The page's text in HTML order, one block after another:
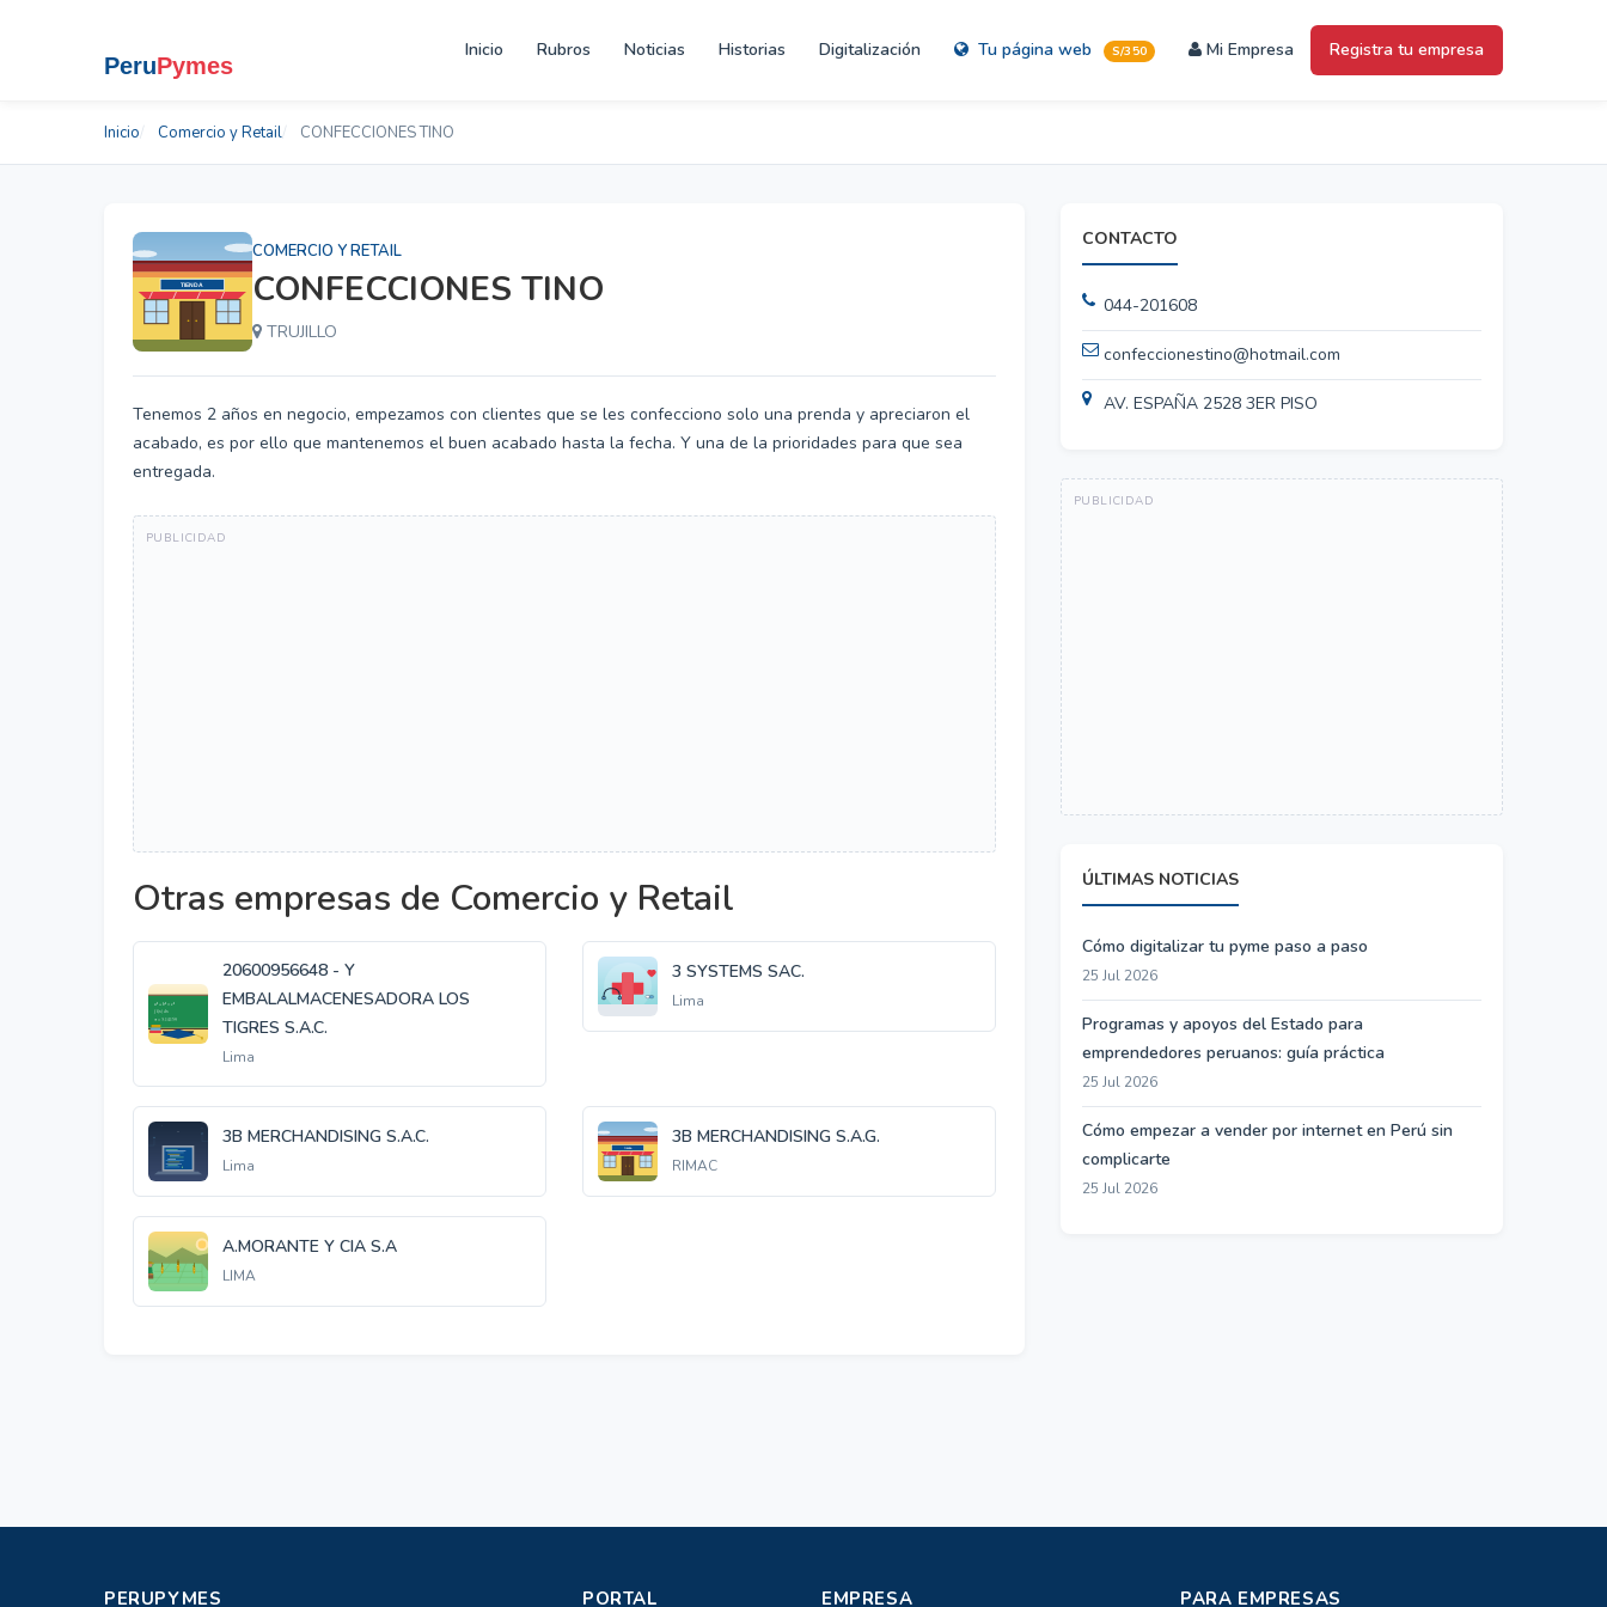
Inicio Rubros Noticias Historias Digitalización Tu página web S/350 Mi Empresa Registra tu empresa
Inicio Comercio y Retail CONFECCIONES TINO
COMERCIO Y RETAIL
CONFECCIONES TINO
TRUJILLO
Tenemos 2 años en negocio, empezamos con clientes que se les confecciono solo una prenda y apreciaron el
acabado, es por ello que mantenemos el buen acabado hasta la fecha. Y una de la prioridades para que sea
entregada.
Otras empresas de Comercio y Retail
20600956648 - Y
EMBALALMACENESADORA LOS
TIGRES S.A.C.
Lima
3 SYSTEMS SAC.
Lima
3B MERCHANDISING S.A.C.
Lima
3B MERCHANDISING S.A.G.
RIMAC
A.MORANTE Y CIA S.A
LIMA
CONTACTO
044-201608
confeccionestino@hotmail.com
AV. ESPAÑA 2528 3ER PISO
ÚLTIMAS NOTICIAS
Cómo digitalizar tu pyme paso a paso
25 Jul 2026
Programas y apoyos del Estado para
emprendedores peruanos: guía práctica
25 Jul 2026
Cómo empezar a vender por internet en Perú sin
complicarte
25 Jul 2026
PERUPYMES PORTAL EMPRESA PARA EMPRESAS